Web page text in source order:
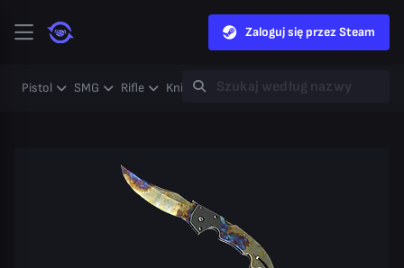
Zaloguj się przez Steam
Pistol SMG Rifle Knife Gloves Heavy Case